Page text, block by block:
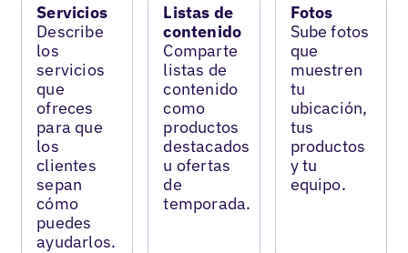
Servicios
Describe
los
servicios
que
ofreces
para que
los
clientes
sepan
cómo
puedes
ayudarlos.
Listas de
contenido
Comparte
listas de
contenido
como
productos
destacados
u ofertas
de
temporada.
Fotos
Sube fotos
que
muestren
tu
ubicación,
tus
productos
y tu
equipo.